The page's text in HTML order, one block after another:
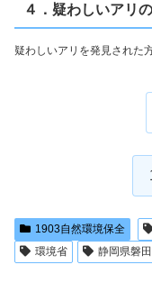
４．疑わしいアリ
疑わしいアリを発見された
1903自然環境保全
環境省
静岡県磐